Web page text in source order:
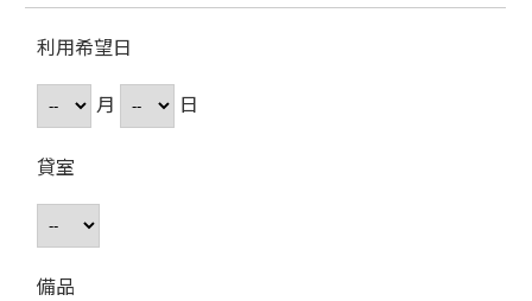
利用希望日
月
日
貸室
備品